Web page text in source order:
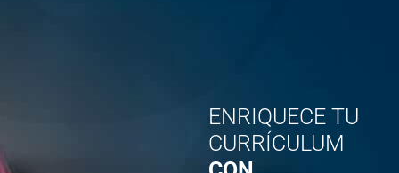
ENRIQUECE TU
CURRÍCULUM